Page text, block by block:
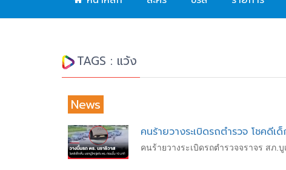
TAGS : แว้ง
News
คนร้ายวางระเบิดรถตำรวจ โชคดี
คนร้ายวางระเบิดรถตำรวจจราจร สภ.